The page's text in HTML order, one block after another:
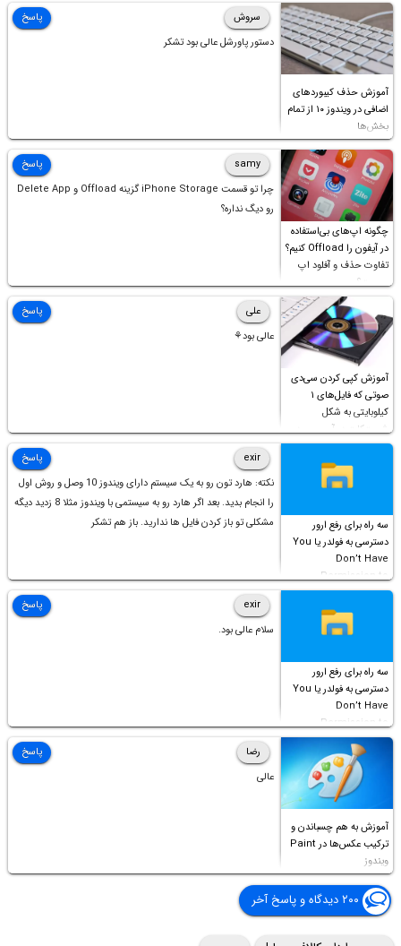
آموزش حذف کیبوردهای
اضافی در ویندوز ۱۰ از تمام
بخش‌ها
سروش
دستور پاورشل عالی بود تشکر
پاسخ
چگونه اپ‌های بی‌استفاده
در آیفون را Offload کنیم؟
تفاوت حذف و آفلود اپ
چیست؟
samy
چرا تو قسمت iPhone Storage گزینه Offload و Delete App
رو دیگ نداره؟
پاسخ
آموزش کپی کردن سی‌دی
صوتی که فایل‌های ۱
کیلوبایتی به شکل
شورت‌کات در آن موجود
است!
علی
عالی بود⚘
پاسخ
سه راه برای رفع ارور
دسترسی به فولدر یا You
Don’t Have
Permission to
Access this folder
exir
نکته: هارد تون رو به یک سیستم دارای ویندوز 10 وصل و روش اول
را انجام بدید. بعد اگر هارد رو به سیستمی با ویندوز مثلا 8 زدید دیگه
مشکلی تو باز کردن فایل ها ندارید. باز هم تشکر
پاسخ
سه راه برای رفع ارور
دسترسی به فولدر یا You
Don’t Have
Permission to
Access this folder
exir
سلام عالی بود.
پاسخ
آموزش به هم چسباندن و
ترکیب عکس‌ها در Paint
ویندوز
رضا
عالی
پاسخ
۲۰۰ دیدگاه و پاسخ آخر